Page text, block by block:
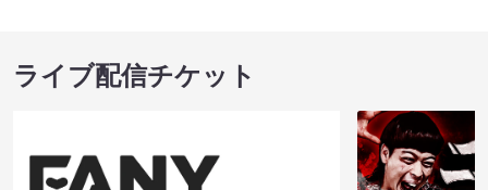
ライブ配信チケット